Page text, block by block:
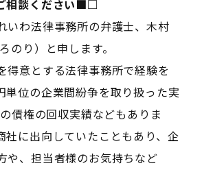
相談ください■□――
いわ法律事務所の弁護士、木村
のり）と申します。
得意とする法律事務所で経験を
単位の企業間紛争を取り扱った実
債権の回収実績などもありま
社に出向していたこともあり、企
や、担当者様のお気持ちなど